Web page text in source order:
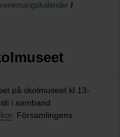
/
på skolmuseet kl 13-
i samband
. Församlingens